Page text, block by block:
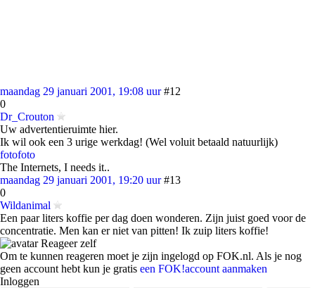
maandag 29 januari 2001, 19:08 uur #12
0
Dr_Crouton
Uw advertentieruimte hier.
Ik wil ook een 3 urige werkdag! (Wel voluit betaald natuurlijk)
fotofoto
The Internets, I needs it..
maandag 29 januari 2001, 19:20 uur #13
0
Wildanimal
Een paar liters koffie per dag doen wonderen. Zijn juist goed voor de
concentratie. Men kan er niet van pitten! Ik zuip liters koffie!
Reageer zelf
Om te kunnen reageren moet je zijn ingelogd op FOK.nl. Als je nog
geen account hebt kun je gratis een FOK!account aanmaken
Inloggen